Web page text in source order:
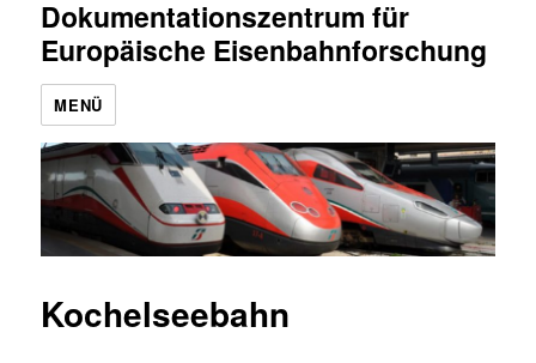
Dokumentationszentrum für
Europäische Eisenbahnforschung
MENÜ
Kochelseebahn